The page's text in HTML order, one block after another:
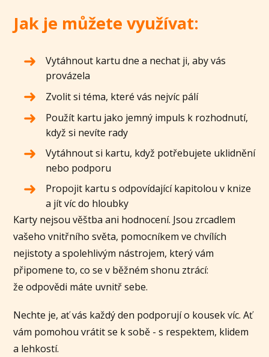
Jak je můžete využívat:
Vytáhnout kartu dne a nechat ji, aby vás
provázela
Zvolit si téma, které vás nejvíc pálí
Použít kartu jako jemný impuls k rozhodnutí,
když si nevíte rady
Vytáhnout si kartu, když potřebujete uklidnění
nebo podporu
Propojit kartu s odpovídající kapitolou v knize
a jít víc do hloubky
Karty nejsou věštba ani hodnocení. Jsou zrcadlem
vašeho vnitřního světa, pomocníkem ve chvílích
nejistoty a spolehlivým nástrojem, který vám
připomene to, co se v běžném shonu ztrácí:
že odpovědi máte uvnitř sebe.
Nechte je, ať vás každý den podporují o kousek víc. Ať
vám pomohou vrátit se k sobě - s respektem, klidem
a lehkostí.